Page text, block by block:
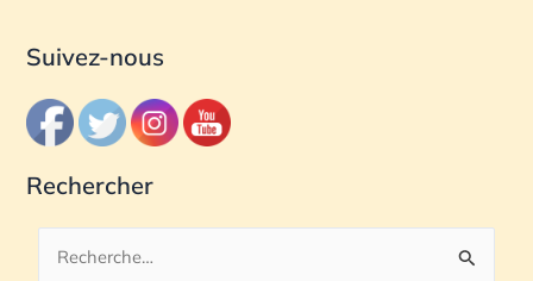
Suivez-nous
Rechercher